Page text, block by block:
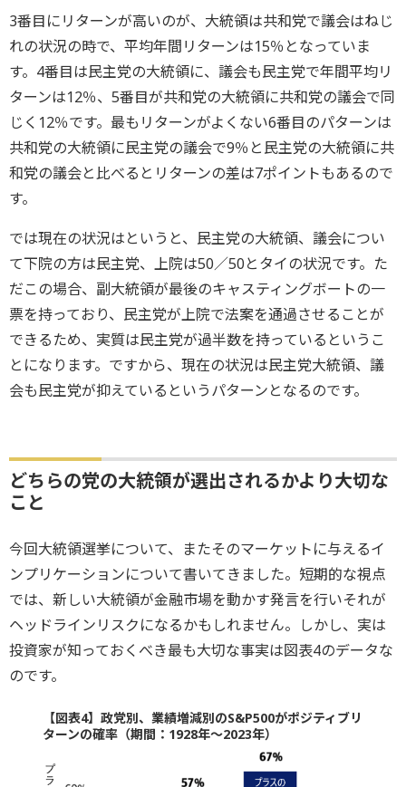
3番目にリターンが高いのが、大統領は共和党で議会はねじ
れの状況の時で、平均年間リターンは15％となっていま
す。4番目は民主党の大統領に、議会も民主党で年間平均リ
ターンは12％、5番目が共和党の大統領に共和党の議会で同
じく12％です。最もリターンがよくない6番目のパターンは
共和党の大統領に民主党の議会で9％と民主党の大統領に共
和党の議会と比べるとリターンの差は7ポイントもあるので
す。
では現在の状況はというと、民主党の大統領、議会につい
て下院の方は民主党、上院は50／50とタイの状況です。た
だこの場合、副大統領が最後のキャスティングボートの一
票を持っており、民主党が上院で法案を通過させることが
できるため、実質は民主党が過半数を持っているというこ
とになります。ですから、現在の状況は民主党大統領、議
会も民主党が抑えているというパターンとなるのです。
どちらの党の大統領が選出されるかより大切な
こと
今回大統領選挙について、またそのマーケットに与えるイ
ンプリケーションについて書いてきました。短期的な視点
では、新しい大統領が金融市場を動かす発言を行いそれが
ヘッドラインリスクになるかもしれません。しかし、実は
投資家が知っておくべき最も大切な事実は図表4のデータな
のです。
【図表4】政党別、業績増減別のS&P500がポジティブリ
ターンの確率（期間：1928年～2023年）